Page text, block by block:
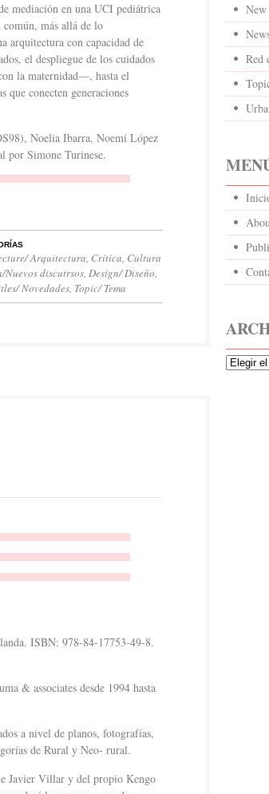
mediación en una UCI pediátrica
común, más allá de lo
arquitectura con capacidad de
el despliegue de los cuidados
la maternidad—, hasta el
conecten generaciones
Noelia Ibarra, Noemí López
por Simone Turinese.
Arquitectura, Crítica, Cultura
Nuevos discutrsos, Design/ Diseño,
Novedades, Topic/ Tema
ISBN: 978-84-17753-49-8.
& associates desde 1994 hasta
a nivel de planos, fotografías,
de Rural y Neo- rural.
Javier Villar y del propio Kengo
New
Red